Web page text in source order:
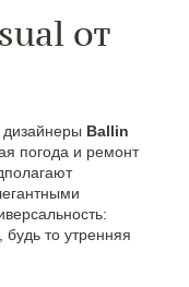
от
Ballin
погода и ремонт
то утренняя